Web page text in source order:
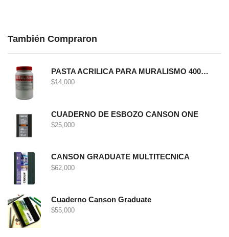
También Compraron
PASTA ACRILICA PARA MURALISMO 400 GRS
$14,000
CUADERNO DE ESBOZO CANSON ONE
$25,000
CANSON GRADUATE MULTITECNICA
$62,000
Cuaderno Canson Graduate
$55,000